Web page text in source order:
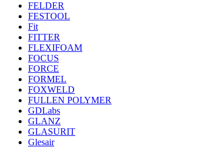
FELDER
FESTOOL
Fit
FITTER
FLEXIFOAM
FOCUS
FORCE
FORMEL
FOXWELD
FULLEN POLYMER
GDLabs
GLANZ
GLASURIT
Glesair